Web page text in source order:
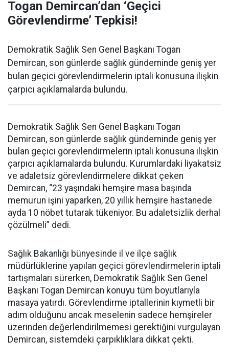
Togan Demircan’dan ‘Geçici
Görevlendirme’ Tepkisi!
Demokratik Sağlık Sen Genel Başkanı Togan
Demircan, son günlerde sağlık gündeminde geniş yer
bulan geçici görevlendirmelerin iptali konusuna ilişkin
çarpıcı açıklamalarda bulundu.
Demokratik Sağlık Sen Genel Başkanı Togan
Demircan, son günlerde sağlık gündeminde geniş yer
bulan geçici görevlendirmelerin iptali konusuna ilişkin
çarpıcı açıklamalarda bulundu. Kurumlardaki liyakatsiz
ve adaletsiz görevlendirmelere dikkat çeken
Demircan, “23 yaşındaki hemşire masa başında
memurun işini yaparken, 20 yıllık hemşire hastanede
ayda 10 nöbet tutarak tükeniyor. Bu adaletsizlik derhal
çözülmeli” dedi.
Sağlık Bakanlığı bünyesinde il ve ilçe sağlık
müdürlüklerine yapılan geçici görevlendirmelerin iptali
tartışmaları sürerken, Demokratik Sağlık Sen Genel
Başkanı Togan Demircan konuyu tüm boyutlarıyla
masaya yatırdı. Görevlendirme iptallerinin kıymetli bir
adım olduğunu ancak meselenin sadece hemşireler
üzerinden değerlendirilmemesi gerektiğini vurgulayan
Demircan, sistemdeki çarpıklıklara dikkat çekti.